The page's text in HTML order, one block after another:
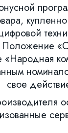
Положение
«Народная
свое